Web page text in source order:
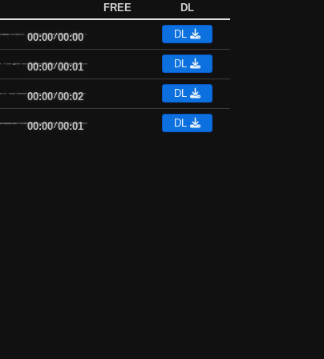
FREE DL
00:00/00:00 DL
00:00/00:01 DL
00:00/00:02 DL
00:00/00:01 DL